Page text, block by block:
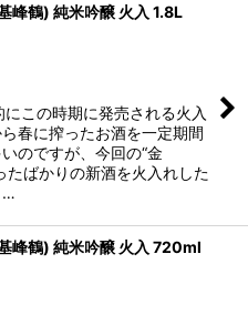
峰鶴) 純米吟醸 火入 1.8L
この時期に発売される火入
春に搾ったお酒を一定期間
のですが、今回の“金
たばかりの新酒を火入れした
…
峰鶴) 純米吟醸 火入 720ml